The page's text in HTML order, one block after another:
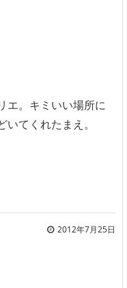
エ。キミいい場所に
てくれたまえ。
2012年7月25日